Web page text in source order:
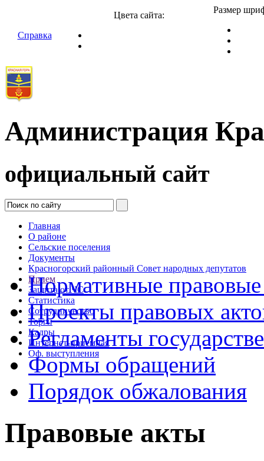
Справка
Цвета сайта:
Размер
Администрация
официальный сайт
Главная
О районе
Сельские поселения
Документы
Красногорский районный Совет народных депутатов
Прием
Защита от ЧС
Статистика
Сотрудничество
Торги
Кадры
Интернет-приемная
Оф. выступления
Нормативные
Проекты правовых
Регламенты
Формы обращений
Порядок обжалования
Правовые акты